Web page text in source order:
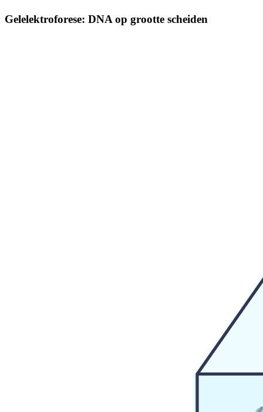
Gelelektroforese: DNA op grootte scheiden